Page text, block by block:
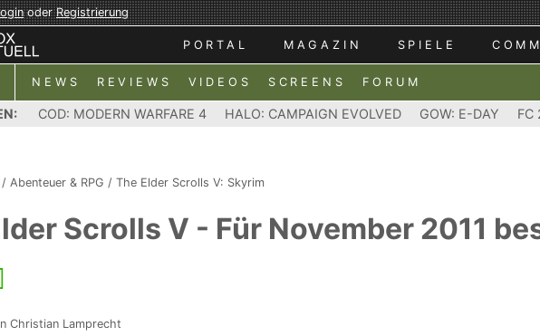
oderRegistrierung
PORTAL MAGAZIN SPIELE
NEWS REVIEWS VIDEOS SCREENS FORUM
COD: MODERN WARFARE 4 HALO: CAMPAIGN EVOLVED GOW: E-DAY FC
/ Abenteuer & RPG / The Elder Scrolls V: Skyrim
Scrolls V - Für November 2011
Christian Lamprecht